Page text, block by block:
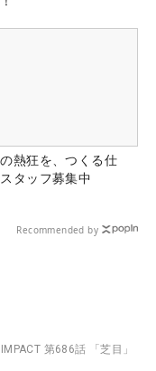
熱狂を、つくる仕
タッフ募集中
Recommended by
IMPACT 第686話 「芝目」